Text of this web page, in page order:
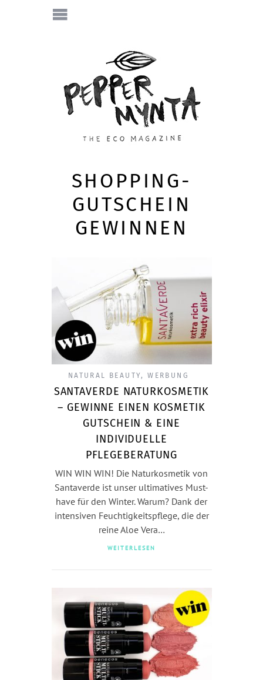
SHOPPING-
GUTSCHEIN
GEWINNEN
NATURAL BEAUTY,WERBUNG
SANTAVERDE NATURKOSMETIK
– GEWINNE EINEN KOSMETIK
GUTSCHEIN & EINE
INDIVIDUELLE
PFLEGEBERATUNG
WIN WIN WIN! Die Naturkosmetik von
Santaverde ist unser ultimatives Must-
have für den Winter. Warum? Dank der
intensiven Feuchtigkeitspflege, die der
reine Aloe Vera…
WEITERLESEN